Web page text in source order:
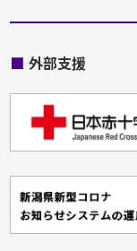
■ 外部支援